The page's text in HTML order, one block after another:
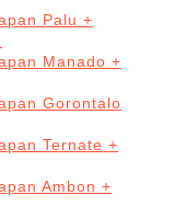
Palu +
Manado +
Gorontalo
Ternate +
Ambon +